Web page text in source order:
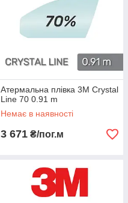
Атермальна плівка 3M Crystal
Line 70 0.91 m
Немає в наявності
3 671 ₴/пог.м